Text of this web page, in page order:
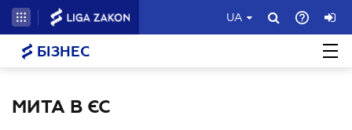
UA
БІЗНЕС
МИТА В ЄС